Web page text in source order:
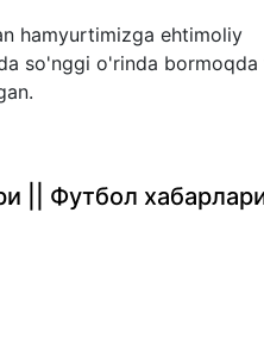
hamyurtimizga ehtimoliy
so'nggi o'rinda bormoqda
|| Футбол